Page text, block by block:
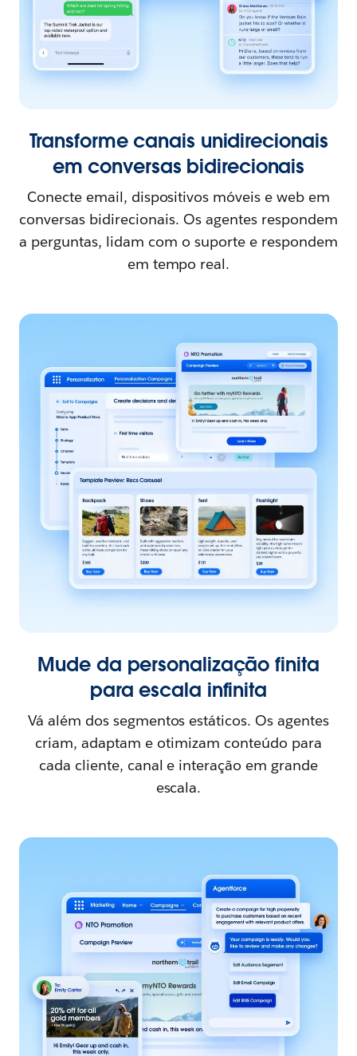
Transforme canais unidirecionais
em conversas bidirecionais
Conecte email, dispositivos móveis e web em
conversas bidirecionais. Os agentes respondem
a perguntas, lidam com o suporte e respondem
em tempo real.
Mude da personalização finita
para escala infinita
Vá além dos segmentos estáticos. Os agentes
criam, adaptam e otimizam conteúdo para
cada cliente, canal e interação em grande
escala.